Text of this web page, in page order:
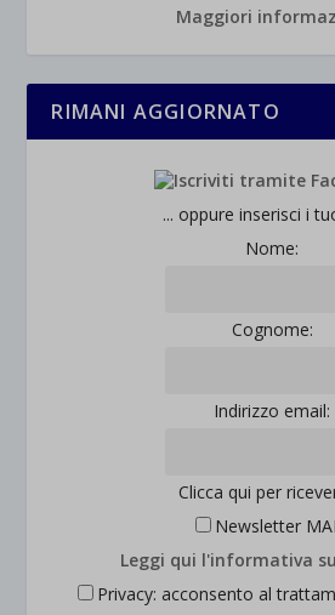
Maggiori
RIMANI AGGIORNATO
... oppure inserisci i
Nome:
Cognome:
Indirizzo email:
Clicca qui per
Newsletter
Leggi qui l'informativa
Privacy: acconsento al